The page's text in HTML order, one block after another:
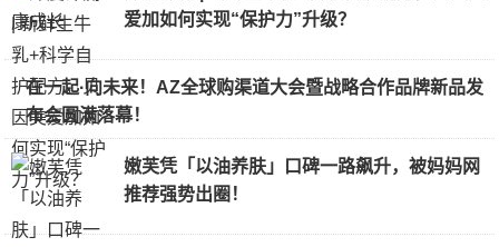
爱加如何实现“保护力”升级？
在一起·向未来！AZ全球购渠道大会暨战略合作品牌新品发
布会圆满落幕！
嫩芙凭「以油养肤」口碑一路飙升，被妈妈网
推荐强势出圈！